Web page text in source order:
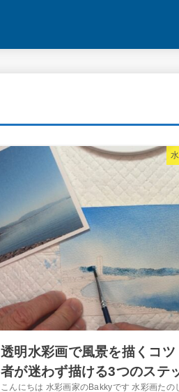
透明水彩画で風景を描くコツ
者が迷わず描ける3つのステ
こんにちは 水彩画家のBakkyです 水彩画たの